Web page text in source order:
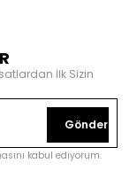
İlk Sizin
Gönder
kabul ediyorum.